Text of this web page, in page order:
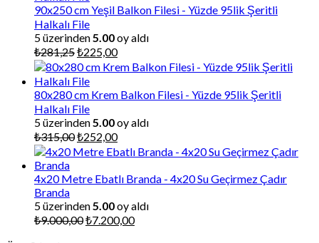
90x250 cm Yeşil Balkon Filesi - Yüzde 95lik Şeritli
Halkalı File
5 üzerinden5.00oy aldı
₺281,25Orijinal
fiyat:
₺281,25.
₺225,00Şu
andaki
₺225,00.
80x280 cm Krem Balkon Filesi - Yüzde 95lik Şeritli
Halkalı File
5 üzerinden5.00oy aldı
₺315,00Orijinal
fiyat:
₺252,00Şu
andaki
₺252,00.
4x20 Metre Ebatlı Branda - 4x20 Su Geçirmez Çadır
Branda
5 üzerinden5.00oy aldı
₺9.000,00Orijinal
₺7.200,00Şu